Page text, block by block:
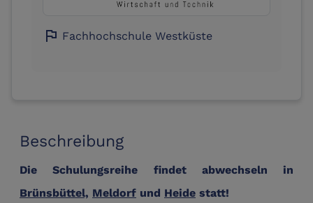
Beschreibung
Die Schulungsreihe findet abwechseln in
Brünsbüttel, Meldorf und Heide statt!
flag Fachhochschule Westküste